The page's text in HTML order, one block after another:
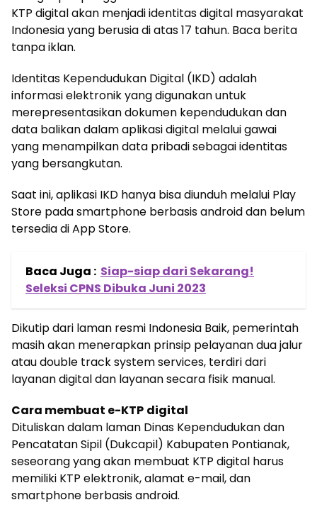
KTP digital akan menjadi identitas digital masyarakat
Indonesia yang berusia di atas 17 tahun. Baca berita
tanpa iklan.
Identitas Kependudukan Digital (IKD) adalah
informasi elektronik yang digunakan untuk
merepresentasikan dokumen kependudukan dan
data balikan dalam aplikasi digital melalui gawai
yang menampilkan data pribadi sebagai identitas
yang bersangkutan.
Saat ini, aplikasi IKD hanya bisa diunduh melalui Play
Store pada smartphone berbasis android dan belum
tersedia di App Store.
Baca Juga : Siap-siap dari Sekarang!
Seleksi CPNS Dibuka Juni 2023
Dikutip dari laman resmi Indonesia Baik, pemerintah
masih akan menerapkan prinsip pelayanan dua jalur
atau double track system services, terdiri dari
layanan digital dan layanan secara fisik manual.
Cara membuat e-KTP digital
Dituliskan dalam laman Dinas Kependudukan dan
Pencatatan Sipil (Dukcapil) Kabupaten Pontianak,
seseorang yang akan membuat KTP digital harus
memiliki KTP elektronik, alamat e-mail, dan
smartphone berbasis android.